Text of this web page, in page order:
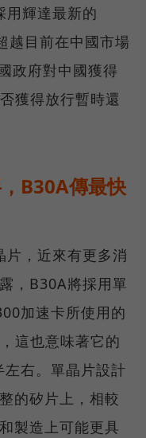
用輝達最新的
越目前在中國市場
政府對中國獲得
獲得放行暫時還
B30A傳最快
，近來有更多消
，B30A將採用單
加速卡所使用的
這也意味著它的
右。單晶片設計
的矽片上，相較
製造上可能更具